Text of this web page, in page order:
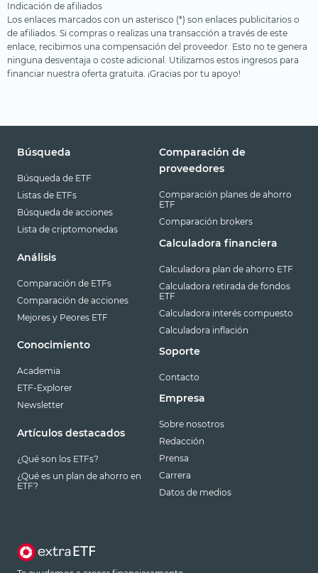
Indicación de afiliados
Los enlaces marcados con un asterisco (*) son enlaces publicitarios o
de afiliados. Si compras o realizas una transacción a través de este
enlace, recibimos una compensación del proveedor. Esto no te genera
ninguna desventaja o coste adicional. Utilizamos estos ingresos para
financiar nuestra oferta gratuita. ¡Gracias por tu apoyo!
Búsqueda
Búsqueda de ETF
Listas de ETFs
Búsqueda de acciones
Lista de criptomonedas
Análisis
Comparación de ETFs
Comparación de acciones
Mejores y Peores ETF
Conocimiento
Academia
ETF-Explorer
Newsletter
Artículos destacados
¿Qué son los ETFs?
¿Qué es un plan de ahorro en
ETF?
Comparación de
proveedores
Comparación planes de ahorro
ETF
Comparación brokers
Calculadora financiera
Calculadora plan de ahorro ETF
Calculadora retirada de fondos
ETF
Calculadora interés compuesto
Calculadora inflación
Soporte
Contacto
Empresa
Sobre nosotros
Redacción
Prensa
Carrera
Datos de medios